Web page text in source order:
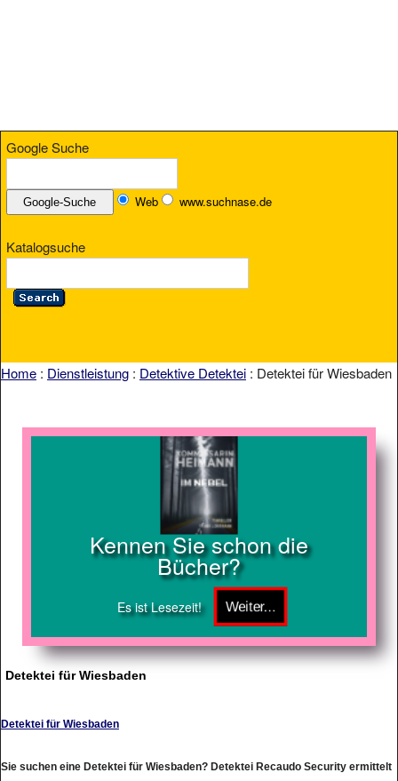
Google Suche
Web www.suchnase.de
Katalogsuche
Home : Dienstleistung : Detektive Detektei : Detektei für Wiesbaden
Kennen Sie schon die
Bücher?
Es ist Lesezeit!
Detektei für Wiesbaden
Detektei für Wiesbaden
Sie suchen eine Detektei für Wiesbaden? Detektei Recaudo Security ermittelt